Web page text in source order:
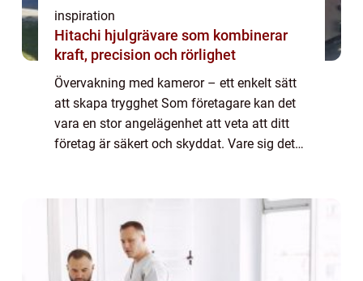
inspiration
Hitachi hjulgrävare som kombinerar
kraft, precision och rörlighet
Övervakning med kameror – ett enkelt sätt
att skapa trygghet Som företagare kan det
vara en stor angelägenhet att veta att ditt
företag är säkert och skyddat. Vare sig det